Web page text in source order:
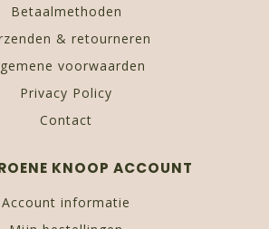
Betaalmethoden
& retourneren
voorwaarden
Privacy Policy
Contact
KNOOP ACCOUNT
Account informatie